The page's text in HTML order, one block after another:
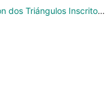
Área Sombreada en un Rectángulo con dos Triángulos Inscritos con un Punto Concurrente